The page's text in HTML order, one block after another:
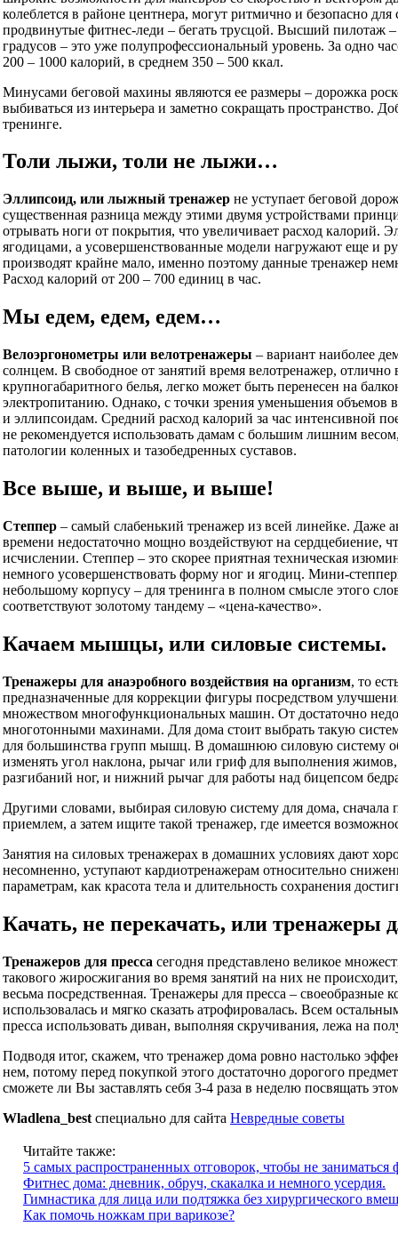
колеблется в районе центнера, могут ритмично и безопасно
продвинутые фитнес-леди – бегать трусцой. Высший пилотаж
градусов – это уже полупрофессиональный уровень. За одно
200 – 1000 калорий, в среднем 350 – 500 ккал.
Минусами беговой махины являются ее размеры – дорожка
выбиваться из интерьера и заметно сокращать
тренинге.
Толи лыжи, толи не лыжи…
Эллипсоид, или лыжный тренажер не уступает беговой
существенная разница между этими двумя устройствами
отрывать ноги от покрытия, что увеличивает расход калорий.
ягодицами, а усовершенствованные модели нагружают еще и
производят крайне мало, именно поэтому данные тренажер
Расход калорий от 200 – 700 единиц в час.
Мы едем, едем, едем…
Велоэргонометры или велотренажеры – вариант наиболее
солнцем. В свободное от занятий время велотренажер,
крупногабаритного белья, легко может быть перенесен на
электропитанию. Однако, с точки зрения уменьшения объемов
и эллипсоидам. Средний расход калорий за час интенсивной
не рекомендуется использовать дамам с большим лишним
патологии коленных и тазобедренных суставов.
Все выше, и выше, и выше!
Степпер – самый слабенький тренажер из всей линейке. Даже
времени недостаточно мощно воздействуют на сердцебиение,
исчислении. Степпер – это скорее приятная техническая
немного усовершенствовать форму ног и ягодиц. Мини-
небольшому корпусу – для тренинга в полном смысле этого
соответствуют золотому тандему – «цена-качество».
Качаем мышцы, или силовые системы.
Тренажеры для анаэробного воздействия на организм, то
предназначенные для коррекции фигуры посредством
множеством многофункциональных машин. От достаточно
многотонными махинами. Для дома стоит выбрать такую
для большинства групп мышц. В домашнюю силовую систему
изменять угол наклона, рычаг или гриф для выполнения
разгибаний ног, и нижний рычаг для работы над бицепсом
Другими словами, выбирая силовую систему для дома, сначала
приемлем, а затем ищите такой тренажер, где имеется
Занятия на силовых тренажерах в домашних условиях дают
несомненно, уступают кардиотренажерам относительно
параметрам, как красота тела и длительность сохранения
Качать, не перекачать, или тренажеры
Тренажеров для пресса сегодня представлено великое
такового жиросжигания во время занятий на них не
весьма посредственная. Тренажеры для пресса – своеобразные
использовалась и мягко сказать атрофировалась. Всем
пресса использовать диван, выполняя скручивания, лежа на
Подводя итог, скажем, что тренажер дома ровно настолько
нем, потому перед покупкой этого достаточно дорогого
сможете ли Вы заставлять себя 3-4 раза в неделю посвящать
Wladlena_best специально для сайта Невредные советы
Читайте также:
5 самых распространенных отговорок, чтобы не заниматься
Фитнес дома: дневник, обруч, скакалка и немного усердия.
Гимнастика для лица или подтяжка без хирургического
Как помочь ножкам при варикозе?